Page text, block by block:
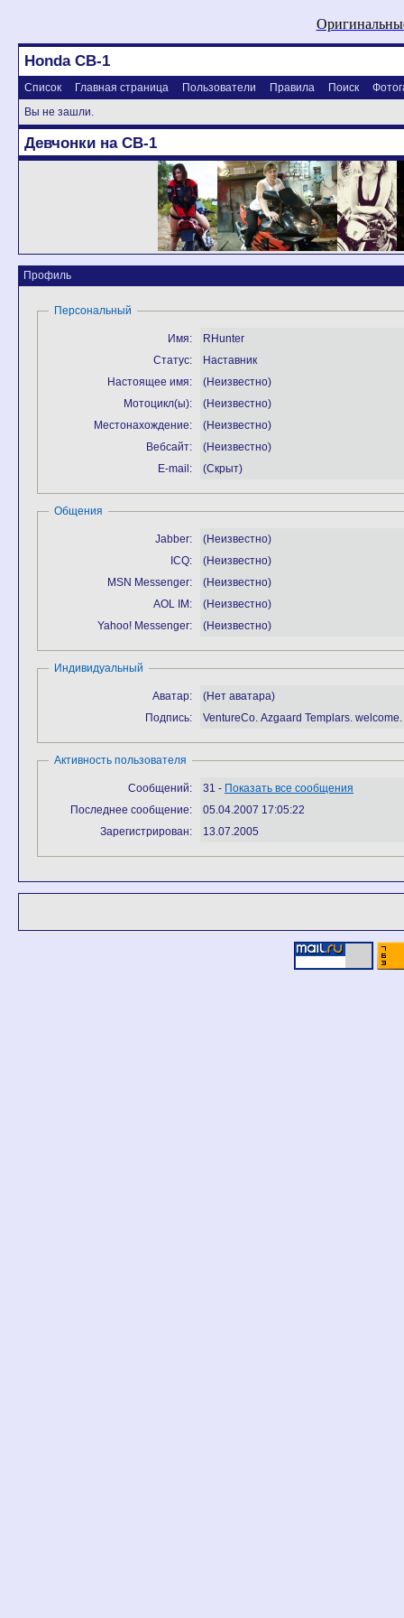
Honda CB-1
Список Главная страница Пользователи Правила Поиск
Вы не зашли.
Девчонки на CB-1
Профиль
Персональный
Имя:
RHunter
Статус:
Наставник
Настоящее имя:
(Неизвестно)
Мотоцикл(ы):
(Неизвестно)
Местонахождение:
(Неизвестно)
Вебсайт:
(Неизвестно)
E-mail:
(Скрыт)
Общения
Jabber:
(Неизвестно)
ICQ:
(Неизвестно)
MSN Messenger:
(Неизвестно)
AOL IM:
(Неизвестно)
Yahoo! Messenger:
(Неизвестно)
Индивидуальный
Аватар:
(Нет аватара)
Подпись:
VentureCo. Azgaard Templars. welcome.
Активность пользователя
Сообщений: 31 - Показать все сообщения
Последнее сообщение:
05.04.2007 17:05:22
Зарегистрирован:
13.07.2005